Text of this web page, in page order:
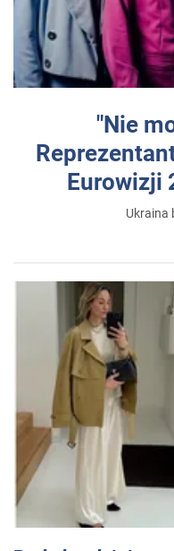
"Nie
Eurowizji
Ukraina